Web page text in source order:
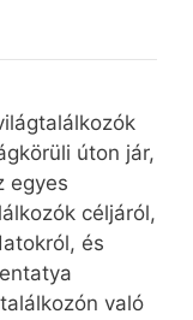
úton jár,
egyes
céljáról,
és
való